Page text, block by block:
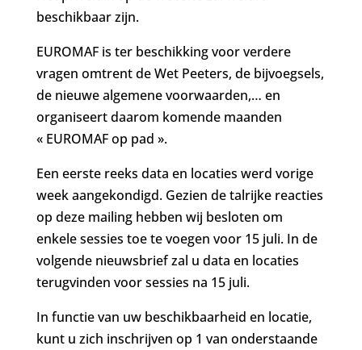
beschikbaar zijn.
EUROMAF is ter beschikking voor verdere
vragen omtrent de Wet Peeters, de bijvoegsels,
de nieuwe algemene voorwaarden,… en
organiseert daarom komende maanden
« EUROMAF op pad ».
Een eerste reeks data en locaties werd vorige
week aangekondigd. Gezien de talrijke reacties
op deze mailing hebben wij besloten om
enkele sessies toe te voegen voor 15 juli. In de
volgende nieuwsbrief zal u data en locaties
terugvinden voor sessies na 15 juli.
In functie van uw beschikbaarheid en locatie,
kunt u zich inschrijven op 1 van onderstaande